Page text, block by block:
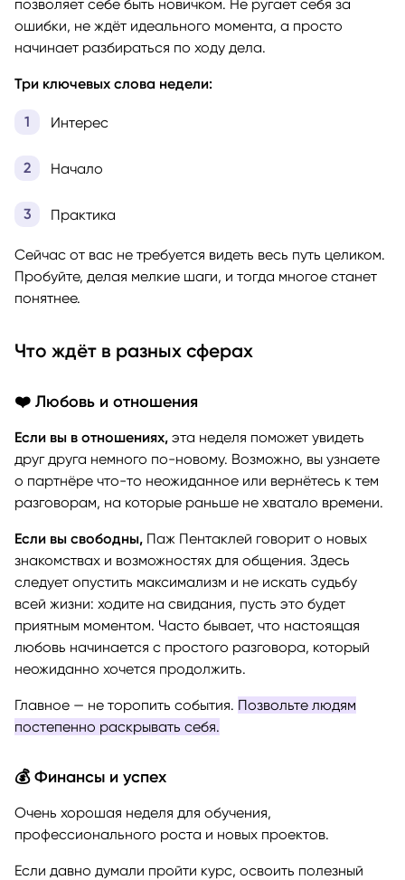
позволяет себе быть новичком. Не ругает себя за
ошибки, не ждёт идеального момента, а просто
начинает разбираться по ходу дела.
Три ключевых слова недели:
Интерес
Начало
Практика
Сейчас от вас не требуется видеть весь путь целиком.
Пробуйте, делая мелкие шаги, и тогда многое станет
понятнее.
Что ждёт в разных сферах
❤️ Любовь и отношения
Если вы в отношениях, эта неделя поможет увидеть
друг друга немного по-новому. Возможно, вы узнаете
о партнёре что-то неожиданное или вернётесь к тем
разговорам, на которые раньше не хватало времени.
Если вы свободны, Паж Пентаклей говорит о новых
знакомствах и возможностях для общения. Здесь
следует опустить максимализм и не искать судьбу
всей жизни: ходите на свидания, пусть это будет
приятным моментом. Часто бывает, что настоящая
любовь начинается с простого разговора, который
неожиданно хочется продолжить.
Главное — не торопить события. Позвольте людям
постепенно раскрывать себя.
💰 Финансы и успех
Очень хорошая неделя для обучения,
профессионального роста и новых проектов.
Если давно думали пройти курс, освоить полезный